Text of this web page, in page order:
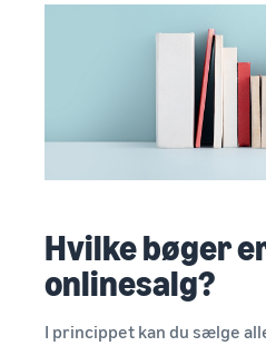
Hvilke bøger
onlinesalg?
I princippet kan du sælge